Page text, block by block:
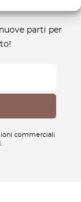
parti per
commerciali